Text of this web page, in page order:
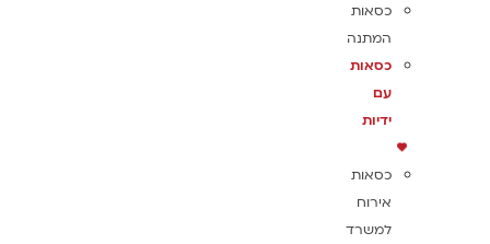
כסאות
המתנה
כסאות
עם
ידיות
כסאות
אירוח
למשרד